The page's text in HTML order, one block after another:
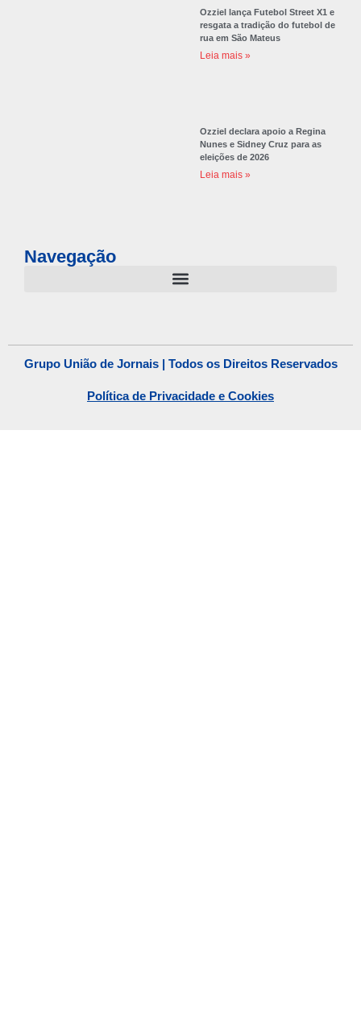
Ozziel lança Futebol Street X1 e
resgata a tradição do futebol de
rua em São Mateus
Leia mais »
Ozziel declara apoio a Regina
Nunes e Sidney Cruz para as
eleições de 2026
Leia mais »
Navegação
Grupo União de Jornais | Todos os Direitos Reservados
Política de Privacidade e Cookies